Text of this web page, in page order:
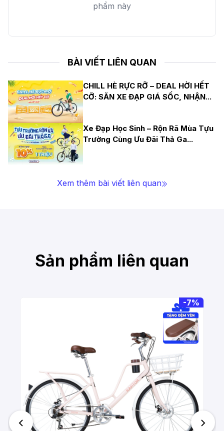
phẩm này
BÀI VIẾT LIÊN QUAN
CHILL HÈ RỰC RỠ – DEAL HỜI HẾT
CỠ: SĂN XE ĐẠP GIÁ SỐC, NHẬN...
Xe Đạp Học Sinh – Rộn Rã Mùa Tựu
Trường Cùng Ưu Đãi Thả Ga...
Xem thêm bài viết liên quan
Sản phẩm liên quan
-7%